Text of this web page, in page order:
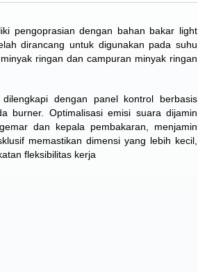
pengoprasian dengan bahan bakar light
dirancang untuk digunakan pada suhu
ringan dan campuran minyak ringan
dengan panel kontrol berbasis
burner. Optimalisasi emisi suara dijamin
dan kepala pembakaran, menjamin
memastikan dimensi yang lebih kecil,
fleksibilitas kerja